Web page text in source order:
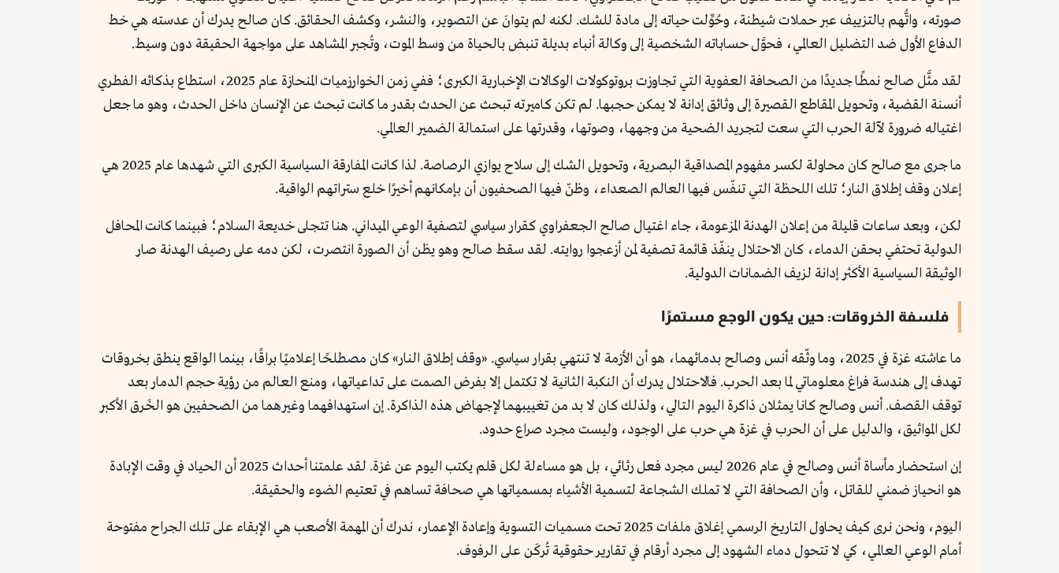
صورته، واتُّهم بالتزييف عبر حملات شيطنة، وحُوِّلت حياته إلى مادة للشك. لكنه لم يتوانَ عن التصوير، والنشر، وكشف الحقائق. كان صالح يدرك أن عدسته هي خط
الدفاع الأول ضد التضليل العالمي، فحوَّل حساباته الشخصية إلى وكالة أنباء بديلة تنبض بالحياة من وسط الموت، وتُجبر المشاهد على مواجهة الحقيقة دون وسيط.
لقد مثَّل صالح نمطًا جديدًا من الصحافة العفوية التي تجاوزت بروتوكولات الوكالات الإخبارية الكبرى؛ ففي زمن الخوارزميات المنحازة عام 2025، استطاع بذكائه الفطري
أنسنة القضية، وتحويل المقاطع القصيرة إلى وثائق إدانة لا يمكن حجبها. لم تكن كاميرته تبحث عن الحدث بقدر ما كانت تبحث عن الإنسان داخل الحدث، وهو ما جعل
اغتياله ضرورة لآلة الحرب التي سعت لتجريد الضحية من وجهها، وصوتها، وقدرتها على استمالة الضمير العالمي.
ما جرى مع صالح كان محاولة لكسر مفهوم المصداقية البصرية، وتحويل الشك إلى سلاح يوازي الرصاصة. لذا كانت المفارقة السياسية الكبرى التي شهدها عام 2025 هي
إعلان وقف إطلاق النار؛ تلك اللحظة التي تنفّس فيها العالم الصعداء، وظنّ فيها الصحفيون أن بإمكانهم أخيرًا خلع ستراتهم الواقية.
لكن، وبعد ساعات قليلة من إعلان الهدنة المزعومة، جاء اغتيال صالح الجعفراوي كقرار سياسي لتصفية الوعي الميداني. هنا تتجلى خديعة السلام؛ فبينما كانت المحافل
الدولية تحتفي بحقن الدماء، كان الاحتلال ينفّذ قائمة تصفية لمن أزعجوا روايته. لقد سقط صالح وهو يظن أن الصورة انتصرت، لكن دمه على رصيف الهدنة صار
الوثيقة السياسية الأكثر إدانة لزيف الضمانات الدولية.
فلسفة الخروقات: حين يكون الوجع مستمرًا
ما عاشته غزة في 2025، وما وثّقه أنس وصالح بدمائهما، هو أن الأزمة لا تنتهي بقرار سياسي. «وقف إطلاق النار» كان مصطلحًا إعلاميًا براقًا، بينما الواقع ينطق بخروقات
تهدف إلى هندسة فراغ معلوماتي لما بعد الحرب. فالاحتلال يدرك أن النكبة الثانية لا تكتمل إلا بفرض الصمت على تداعياتها، ومنع العالم من رؤية حجم الدمار بعد
توقف القصف. أنس وصالح كانا يمثلان ذاكرة اليوم التالي، ولذلك كان لا بد من تغييبهما لإجهاض هذه الذاكرة. إن استهدافهما وغيرهما من الصحفيين هو الخَرق الأكبر
لكل المواثيق، والدليل على أن الحرب في غزة هي حرب على الوجود، وليست مجرد صراع حدود.
إن استحضار مأساة أنس وصالح في عام 2026 ليس مجرد فعل رثائي، بل هو مساءلة لكل قلم يكتب اليوم عن غزة. لقد علمتنا أحداث 2025 أن الحياد في وقت الإبادة
هو انحياز ضمني للقاتل، وأن الصحافة التي لا تملك الشجاعة لتسمية الأشياء بمسمياتها هي صحافة تساهم في تعتيم الضوء والحقيقة.
اليوم، ونحن نرى كيف يحاول التاريخ الرسمي إغلاق ملفات 2025 تحت مسميات التسوية وإعادة الإعمار، ندرك أن المهمة الأصعب هي الإبقاء على تلك الجراح مفتوحة
أمام الوعي العالمي، كي لا تتحول دماء الشهود إلى مجرد أرقام في تقارير حقوقية تُركَن على الرفوف.